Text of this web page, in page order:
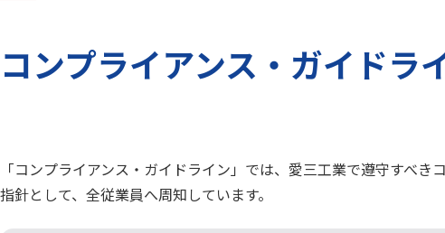
コンプライアンス・ガイドラ
「コンプライアンス・ガイドライン」では、愛三工業で遵守すべ
指針として、全従業員へ周知しています。